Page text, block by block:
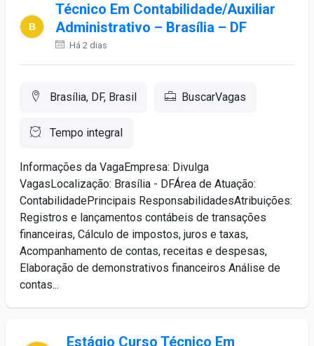
Técnico Em Contabilidade/Auxiliar
Administrativo – Brasília – DF
Há 2 dias
Brasília, DF, Brasil BuscarVagas
Tempo integral
Informações da VagaEmpresa: Divulga
VagasLocalização: Brasília - DFÁrea de Atuação:
ContabilidadePrincipais ResponsabilidadesAtribuições:
Registros e lançamentos contábeis de transações
financeiras, Cálculo de impostos, juros e taxas,
Acompanhamento de contas, receitas e despesas,
Elaboração de demonstrativos financeiros Análise de
contas...
Estágio Curso Técnico Em